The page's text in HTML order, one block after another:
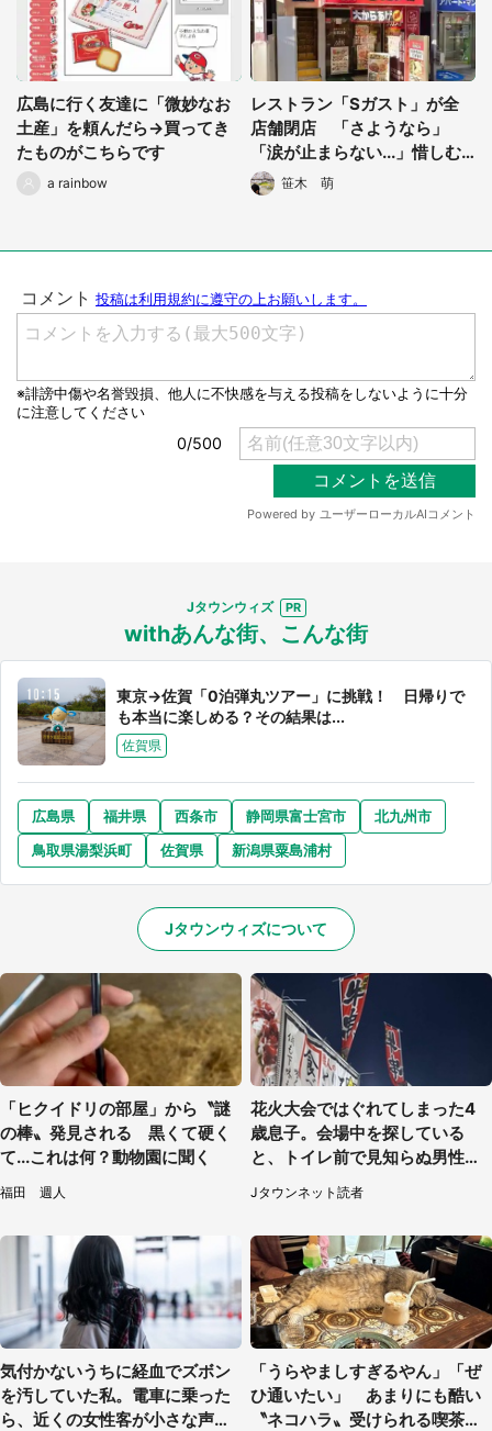
広島に行く友達に「微妙なお
土産」を頼んだら→買ってき
たものがこちらです
a rainbow
レストラン「Sガスト」が全
店舗閉店 「さようなら」
「涙が止まらない...」惜しむ
声相次ぐ笹木 萌
Jタウンウィズ
withあんな街、こんな街
東京→佐賀「0泊弾丸ツアー」に挑戦！ 日帰りで
も本当に楽しめる？その結果は...
佐賀県
広島県 福井県 西条市 静岡県富士宮市
北九州市
鳥取県湯梨浜町
佐賀県 新潟県粟島浦村
Jタウンウィズについて
「ヒクイドリの部屋」から〝謎
の棒〟発見される 黒くて硬く
て...これは何？動物園に聞く
福田 週人
花火大会ではぐれてしまった4
歳息子。会場中を探している
と、トイレ前で見知らぬ男性に
（東京都・女性）
Jタウンネット読者
気付かないうちに経血でズボン
を汚していた私。電車に乗った
ら、近くの女性客が小さな声で
「うらやましすぎるやん」「ぜ
ひ通いたい」 あまりにも酷い
〝ネコハラ〟受けられる喫茶店